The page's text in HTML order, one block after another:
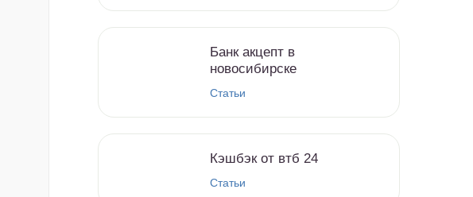
Банк акцепт в
новосибирске
Статьи
Кэшбэк от втб 24
Статьи